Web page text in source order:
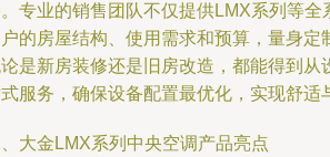
专业的销售团队不仅提供LMX系列等全
的房屋结构、使用需求和预算，量身定
是新房装修还是旧房改造，都能得到从
服务，确保设备配置最优化，实现舒适
大金LMX系列中央空调产品亮点